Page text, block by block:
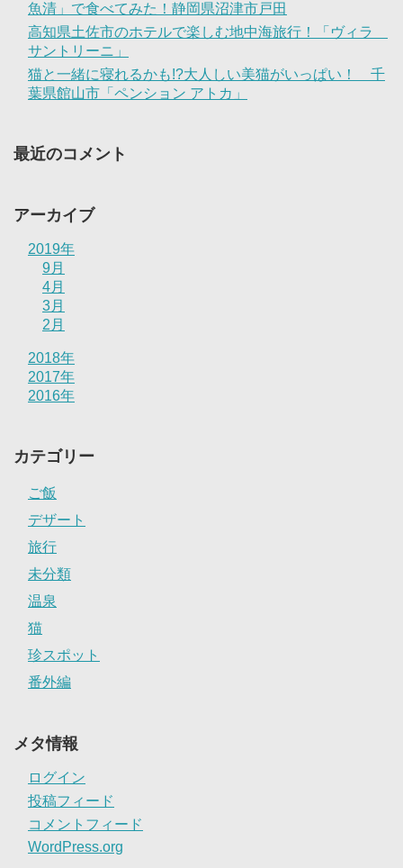
魚清」で食べてみた！静岡県沼津市戸田
高知県土佐市のホテルで楽しむ地中海旅行！「ヴィラ
サントリーニ」
猫と一緒に寝れるかも!?大人しい美猫がいっぱい！ 千
葉県館山市「ペンション アトカ」
最近のコメント
アーカイブ
2019年
9月
4月
3月
2月
2018年
2017年
2016年
カテゴリー
ご飯
デザート
旅行
未分類
温泉
猫
珍スポット
番外編
メタ情報
ログイン
投稿フィード
コメントフィード
WordPress.org